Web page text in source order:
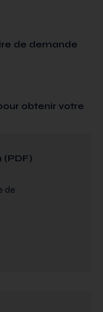
de demande
obtenir votre
(PDF)
de